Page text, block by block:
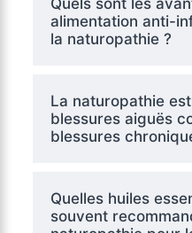
alimentation anti-
la naturopathie ?
La naturopathie
blessures aiguës
blessures
Quelles huiles
souvent